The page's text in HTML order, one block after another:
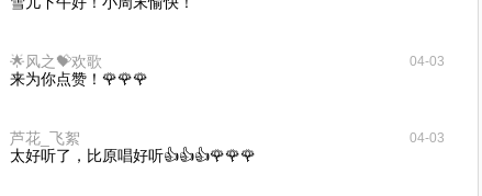
🌟风之💝欢歌 04-03
来为你点赞！🌹🌹🌹
芦花_飞絮 04-03
太好听了，比原唱好听👍👍👍🌹🌹🌹